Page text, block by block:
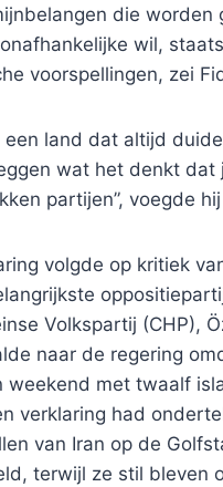
die worden
wil,
voorspellingen, zei
een land dat altijd
wat het denkt dat
partijen”, voegde
volgde op kritiek
Volkspartij (CHP),
naar de regering
weekend met twaalf
verklaring had
van Iran op de
terwijl ze stil bleven